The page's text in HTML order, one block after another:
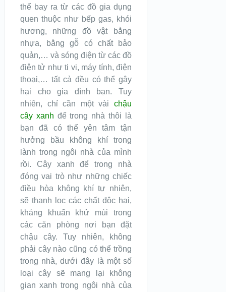
thể bay ra từ các đồ gia dụng
quen thuộc như bếp gas, khói
hương, những đồ vật bằng
nhựa, bằng gỗ có chất bảo
quản,… và sóng điện từ các đồ
điện tử như ti vi, máy tính, điện
thoại,… tất cả đều có thể gây
hại cho gia đình bạn. Tuy
nhiên, chỉ cần một vài chậu
cây xanh để trong nhà thôi là
bạn đã có thể yên tâm tận
hưởng bầu không khí trong
lành trong ngôi nhà của mình
rồi. Cây xanh để trong nhà
đóng vai trò như những chiếc
điều hòa không khí tự nhiên,
sẽ thanh lọc các chất độc hại,
kháng khuẩn khử mùi trong
các căn phòng nơi bạn đặt
chậu cây. Tuy nhiên, không
phải cây nào cũng có thể trồng
trong nhà, dưới đây là một số
loại cây sẽ mang lại không
gian xanh trong ngôi nhà của